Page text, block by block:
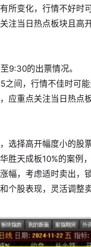
所变化，行情不好时
注当日热点板块且高
9:30的出票情况。
间，行情不佳时可能
应重点关注当日热点
选择高开幅度小的股
胜天成板10%的案例
幅，考虑适时卖出，
个股表现，灵活调整